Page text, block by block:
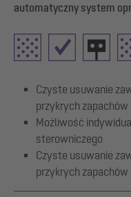
automatyczny system
Czyste usuwanie
przykrych zapachów
Możliwość
sterowniczego
Czyste usuwanie
przykrych zapachów